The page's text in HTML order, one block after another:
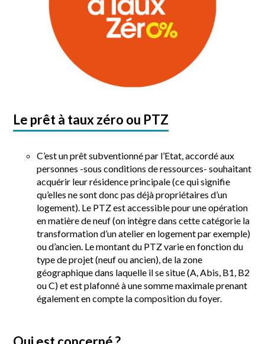
Le prêt à taux zéro ou PTZ
C’est un prêt subventionné par l’Etat, accordé aux
personnes -sous conditions de ressources- souhaitant
acquérir leur résidence principale (ce qui signifie
qu’elles ne sont donc pas déjà propriétaires d’un
logement). Le PTZ est accessible pour une opération
en matière de neuf (on intègre dans cette catégorie la
transformation d’un atelier en logement par exemple)
ou d’ancien. Le montant du PTZ varie en fonction du
type de projet (neuf ou ancien), de la zone
géographique dans laquelle il se situe (A, Abis, B1, B2
ou C) et est plafonné à une somme maximale prenant
également en compte la composition du foyer.